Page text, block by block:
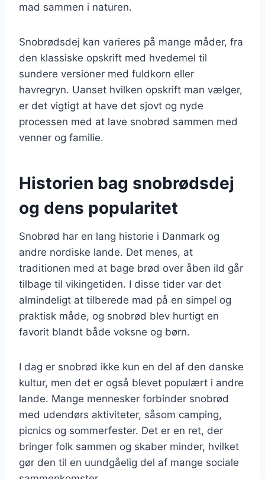
mad sammen i naturen.
Snobrødsdej kan varieres på mange måder, fra
den klassiske opskrift med hvedemel til
sundere versioner med fuldkorn eller
havregryn. Uanset hvilken opskrift man vælger,
er det vigtigt at have det sjovt og nyde
processen med at lave snobrød sammen med
venner og familie.
Historien bag snobrødsdej
og dens popularitet
Snobrød har en lang historie i Danmark og
andre nordiske lande. Det menes, at
traditionen med at bage brød over åben ild går
tilbage til vikingetiden. I disse tider var det
almindeligt at tilberede mad på en simpel og
praktisk måde, og snobrød blev hurtigt en
favorit blandt både voksne og børn.
I dag er snobrød ikke kun en del af den danske
kultur, men det er også blevet populært i andre
lande. Mange mennesker forbinder snobrød
med udendørs aktiviteter, såsom camping,
picnics og sommerfester. Det er en ret, der
bringer folk sammen og skaber minder, hvilket
gør den til en uundgåelig del af mange sociale